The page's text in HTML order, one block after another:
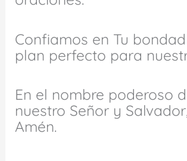
Confiamos en Tu
plan perfecto para
En el nombre poderoso
nuestro Señor y
Amén.